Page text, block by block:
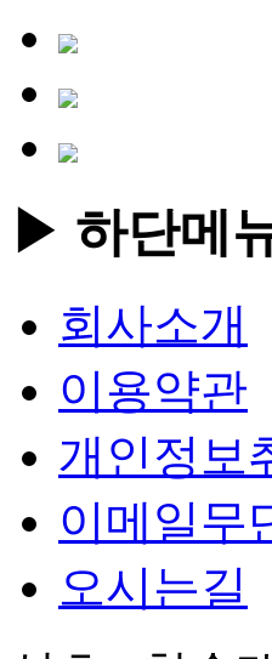
▶ 하단메
회사소개
이용약관
개인정보
이메일무
오시는길